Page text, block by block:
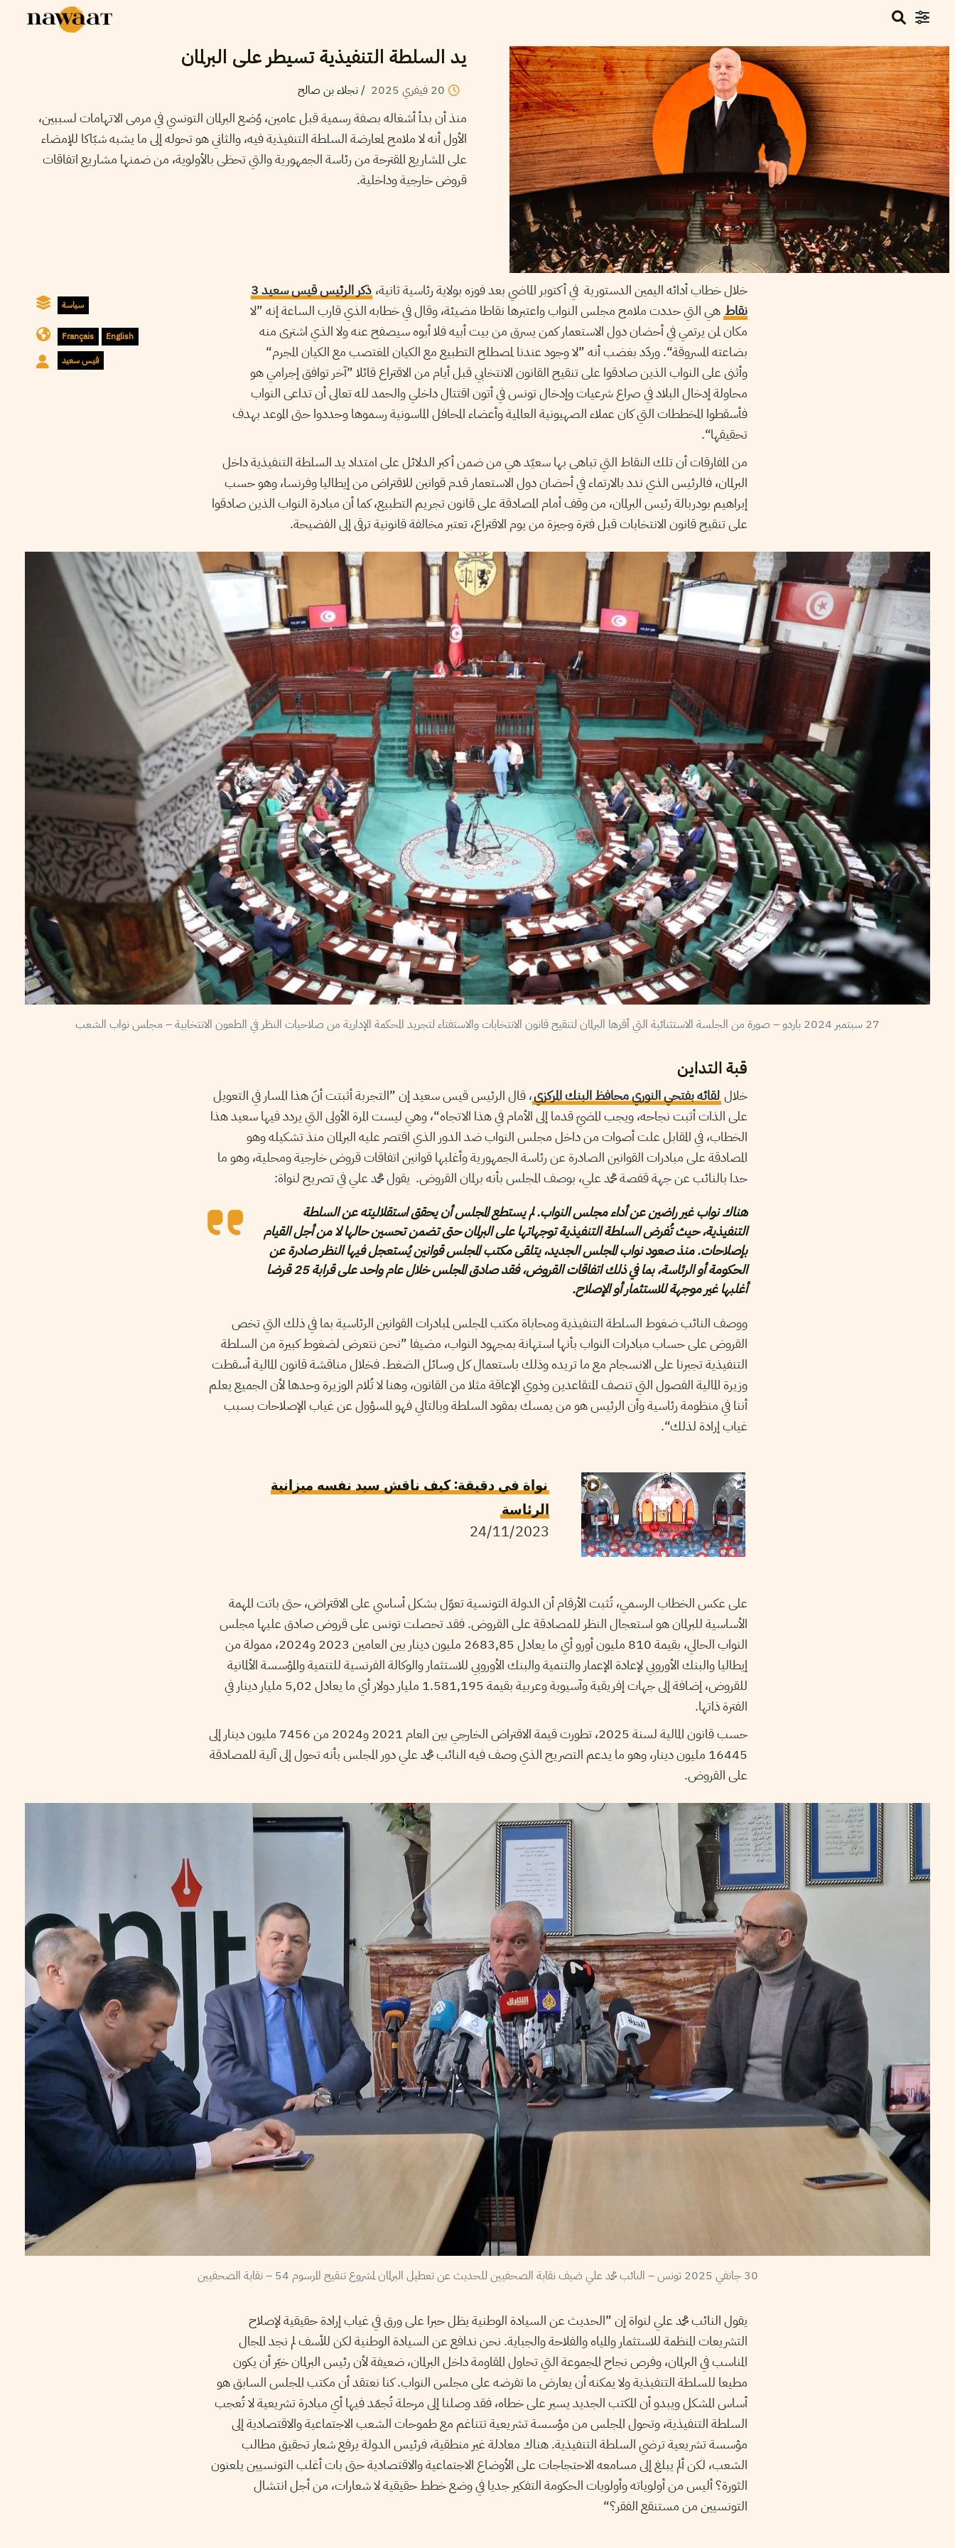
يد السلطة التنفيذية تسيطر على البرلمان
20 فيفري 2025
/نجلاء بن صالح
منذ أن بدأ أشغاله بصفة رسمية قبل عامين، وُضع البرلمان التونسي في مرمى الاتهامات لسببين،
الأول أنه لا ملامح لمعارضة السلطة التنفيذية فيه، والثاني هو تحوله إلى ما يشبه شبّاكا للإمضاء
على المشاريع المقترحة من رئاسة الجمهورية والتي تحظى بالأولوية، من ضمنها مشاريع اتفاقات
قروض خارجية وداخلية.
سياسة
Français
English
قيس سعيد
خلال خطاب أدائه اليمين الدستورية في أكتوبر الماضي بعد فوزه بولاية رئاسية ثانية،
ذكر الرئيس قيس سعيد 3
نقاط هي التي حددت ملامح مجلس النواب واعتبرها نقاطا مضيئة، وقال في خطابه الذي قارب الساعة إنه ”لا
مكان لمن يرتمي في أحضان دول الاستعمار كمن يسرق من بيت أبيه فلا أبوه سيصفح عنه ولا الذي اشترى منه
بضاعته المسروقة“. وردّد بغضب أنه ”لا وجود عندنا لمصطلح التطبيع مع الكيان المغتصب مع الكيان المجرم“
وأثنى على النواب الذين صادقوا على تنقيح القانون الانتخابي قبل أيام من الاقتراع قائلا ”آخر توافق إجرامي هو
محاولة إدخال البلاد في صراع شرعيات وإدخال تونس في أتون اقتتال داخلي والحمد لله تعالى أن تداعى النواب
فأسقطوا المخططات التي كان عملاء الصهيونية العالمية وأعضاء المحافل الماسونية رسموها وحددوا حتى الموعد بهدف
تحقيقها“.
من المفارقات أن تلك النقاط التي تباهى بها سعيّد هي من ضمن أكبر الدلائل على امتداد يد السلطة التنفيذية داخل
البرلمان، فالرئيس الذي ندد بالارتماء في أحضان دول الاستعمار قدم قوانين للاقتراض من إيطاليا وفرنسا، وهو حسب
إبراهيم بودربالة رئيس البرلمان، من وقف أمام المصادقة على قانون تجريم التطبيع، كما أن مبادرة النواب الذين صادقوا
على تنقيح قانون الانتخابات قبل فترة وجيزة من يوم الاقتراع، تعتبر مخالفة قانونية ترقى إلى الفضيحة.
27 سبتمبر 2024 باردو – صورة من الجلسة الاستثنائية التي أقرها البرلمان لتنقيح قانون الانتخابات والاستفتاء لتجريد المحكمة الإدارية من صلاحيات النظر في الطعون الانتخابية – مجلس نواب الشعب
قبة التداين
خلال لقائه بفتحي النوري محافظ البنك المركزي، قال الرئيس قيس سعيد إن ”التجربة أثبتت أنّ هذا المسار في التعويل
على الذات أثبت نجاحه، ويجب المضيّ قدما إلى الأمام في هذا الاتجاه“، وهي ليست المرة الأولى التي يردد فيها سعيد هذا
الخطاب، في المقابل علت أصوات من داخل مجلس النواب ضد الدور الذي اقتصر عليه البرلمان منذ تشكيله وهو
المصادقة على مبادرات القوانين الصادرة عن رئاسة الجمهورية وأغلبها قوانين اتفاقات قروض خارجية ومحلية، وهو ما
حدا بالنائب عن جهة قفصة محمد علي، بوصف المجلس بأنه برلمان القروض. يقول محمد علي في تصريح لنواة:
هناك نواب غير راضين عن أداء مجلس النواب. لم يستطع المجلس أن يحقق استقلاليته عن السلطة
التنفيذية، حيث تُفرض السلطة التنفيذية توجهاتها على البرلمان حتى تضمن تحسين حالها لا من أجل القيام
بإصلاحات. منذ صعود نواب المجلس الجديد، يتلقى مكتب المجلس قوانين يُستعجل فيها النظر صادرة عن
الحكومة أو الرئاسة، بما في ذلك اتفاقات القروض، فقد صادق المجلس خلال عام واحد على قرابة 25 قرضا
أغلبها غير موجهة للاستثمار أو الإصلاح.
ووصف النائب ضغوط السلطة التنفيذية ومحاباة مكتب المجلس لمبادرات القوانين الرئاسية بما في ذلك التي تخص
القروض على حساب مبادرات النواب بأنها استهانة بمجهود النواب، مضيفا ”نحن نتعرض لضغوط كبيرة من السلطة
التنفيذية تجبرنا على الانسجام مع ما تريده وذلك باستعمال كل وسائل الضغط. فخلال مناقشة قانون المالية أسقطت
وزيرة المالية الفصول التي تنصف المتقاعدين وذوي الإعاقة مثلا من القانون، وهنا لا تُلام الوزيرة وحدها لأن الجميع يعلم
أننا في منظومة رئاسية وأن الرئيس هو من يمسك بمقود السلطة وبالتالي فهو المسؤول عن غياب الإصلاحات بسبب
غياب إرادة لذلك“.
نواة في دقيقة: كيف ناقش سيد نفسه ميزانية
الرئاسة
24/11/2023
على عكس الخطاب الرسمي، تُثبت الأرقام أن الدولة التونسية تعوّل بشكل أساسي على الاقتراض، حتى باتت المهمة
الأساسية للبرلمان هو استعجال النظر للمصادقة على القروض. فقد تحصلت تونس على قروض صادق عليها مجلس
النواب الحالي، بقيمة 810 مليون أورو أي ما يعادل 2683,85 مليون دينار بين العامين 2023 و2024، ممولة من
إيطاليا والبنك الأوروبي لإعادة الإعمار والتنمية والبنك الأوروبي للاستثمار والوكالة الفرنسية للتنمية والمؤسسة الألمانية
للقروض، إضافة إلى جهات إفريقية وآسيوية وعربية بقيمة 1.581,195 مليار دولار أي ما يعادل 5,02 مليار دينار في
الفترة ذاتها.
حسب قانون المالية لسنة 2025، تطورت قيمة الاقتراض الخارجي بين العام 2021 و2024 من 7456 مليون دينار إلى
16445 مليون دينار، وهو ما يدعم التصريح الذي وصف فيه النائب محمد علي دور المجلس بأنه تحول إلى آلية للمصادقة
على القروض.
30 جانفي 2025 تونس – النائب محمد علي ضيف نقابة الصحفيين للحديث عن تعطيل البرلمان لمشروع تنقيح المرسوم 54 – نقابة الصحفيين
يقول النائب محمد علي لنواة إن ”الحديث عن السيادة الوطنية يظل حبرا على ورق في غياب إرادة حقيقية لإصلاح
التشريعات المنظمة للاستثمار والمياه والفلاحة والجباية. نحن ندافع عن السيادة الوطنية لكن للأسف لم نجد المجال
المناسب في البرلمان، وفرص نجاح المجموعة التي تحاول المقاومة داخل البرلمان، ضعيفة لأن رئيس البرلمان خيّر أن يكون
مطيعا للسلطة التنفيذية ولا يمكنه أن يعارض ما تفرضه على مجلس النواب. كنا نعتقد أن مكتب المجلس السابق هو
أساس المشكل ويبدو أن المكتب الجديد يسير على خطاه، فقد وصلنا إلى مرحلة تُجمّد فيها أي مبادرة تشريعية لا تُعجب
السلطة التنفيذية، وتحول المجلس من مؤسسة تشريعية تتناغم مع طموحات الشعب الاجتماعية والاقتصادية إلى
مؤسسة تشريعية ترضي السلطة التنفيذية. هناك معادلة غير منطقية، فرئيس الدولة يرفع شعار تحقيق مطالب
الشعب، لكن ألم يبلغ إلى مسامعه الاحتجاجات على الأوضاع الاجتماعية والاقتصادية حتى بات أغلب التونسيين يلعنون
الثورة؟ أليس من أولوياته وأولويات الحكومة التفكير جديا في وضع خطط حقيقية لا شعارات، من أجل انتشال
التونسيين من مستنقع الفقر؟“